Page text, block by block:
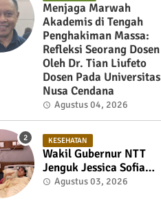
Menjaga Marwah
Akademis di Tengah
Penghakiman Massa:
Refleksi Seorang Dosen
Oleh Dr. Tian Liufeto
Dosen Pada Universitas
Nusa Cendana
Agustus 04, 2026
KESEHATAN
Wakil Gubernur NTT
Jenguk Jessica Sofia
Tunardjo, Kondisi
Agustus 03, 2026